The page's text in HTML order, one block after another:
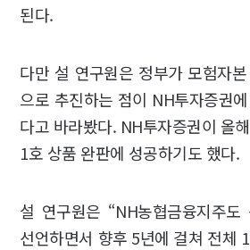
된다.
다만 설 연구원은 정부가 모험자
으로 추진하는 점이 NH투자증권
다고 바라봤다. NH투자증권이 올
1호 상품 완판에 성공하기도 했다.
설 연구원은 “NH농협금융지주
선언하면서 향후 5년에 걸쳐 전체